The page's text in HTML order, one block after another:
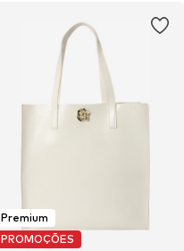
Premium
PROMOÇÕES